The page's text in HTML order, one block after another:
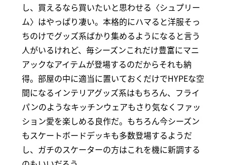
し、買えるなら買いたいと思わせる〈シュプリー
ム〉はやっぱり凄い。本格的にハマると洋服そっ
ちのけでグッズ系ばかり集めるようになると言う
人がいるけれど、毎シーズンこれだけ豊富にマニ
アックなアイテムが登場するのだからそれも納
得。部屋の中に適当に置いておくだけでHYPEな空
間になるインテリアグッズ系はもちろん、フライ
パンのようなキッチンウェアもさり気なくファッ
ション愛を楽しめる良作だ。もちろん今シーズン
もスケートボードデッキも多数登場するようだ
し、ガチのスケーターの方はこれを機に新調する